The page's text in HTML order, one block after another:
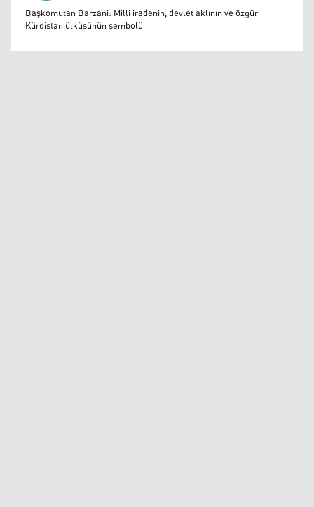
Muazzez Baktaş
Başkomutan Barzani: Milli iradenin, devlet aklının ve özgür
Kürdistan ülküsünün sembolü